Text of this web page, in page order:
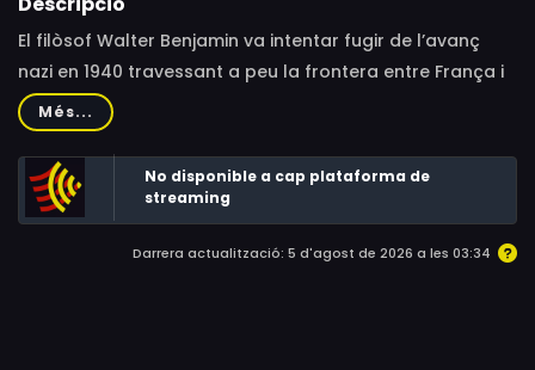
El filòsof Walter Benjamin va intentar fugir de l’avanç
nazi en 1940 travessant a peu la frontera entre França i
Espanya. La seva fugida va acabar en suïcidi. La ruta
que va seguir entre Banyuls i Portbou ha estat batejada
des de llavors com el Camí de Walter Benjamin, i és
recorreguda cada any per milers de pelegrins que
acudeixen aquí per a honrar la seva memòria i la de
tots els exiliats.
Més...
No disponible a cap plataforma de
streaming
Darrera actualització: 5 d'agost de 2026 a les 03:34